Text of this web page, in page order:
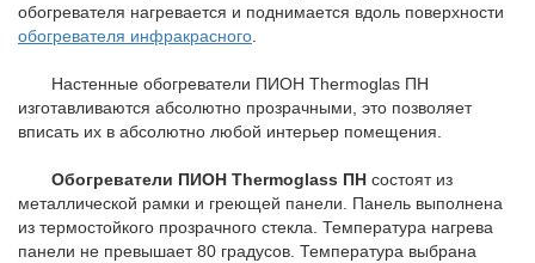
обогревателя нагревается и поднимается вдоль поверхности
обогревателя инфракрасного
Настенные обогреватели ПИОН Thermoglas ПH
изготавливаются абсолютно прозрачными, это позволяет
вписать их в абсолютно любой интерьер помещения.
Обогреватели ПИОН Thermoglass ПН состоят из
металлической рамки и греющей панели. Панель выполнена
из термостойкого прозрачного стекла. Температура нагрева
панели не превышает 80 градусов. Температура выбрана